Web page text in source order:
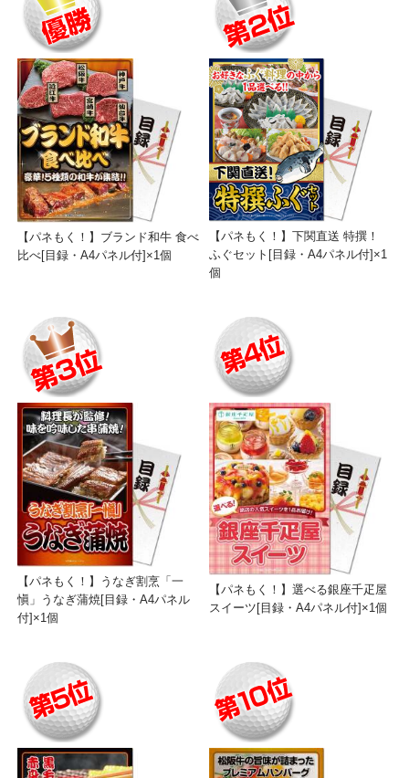
【パネもく！】ブランド和牛 食べ
比べ[目録・A4パネル付]×1個
【パネもく！】下関直送 特撰！
ふぐセット[目録・A4パネル付]×1
個
【パネもく！】うなぎ割烹「一
愼」うなぎ蒲焼[目録・A4パネル
付]×1個
【パネもく！】選べる銀座千疋屋
スイーツ[目録・A4パネル付]×1個